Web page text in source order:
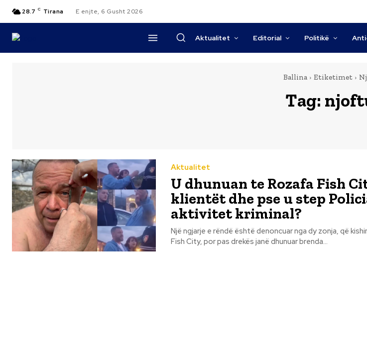
28.7 C Tirana E enjte, 6 Gusht 2026
Aktualitet Editorial Politikë
Ballina Etiketimet
Tag:
Aktualitet
U dhunuan te Rozafa Fish
klientët dhe pse u step
aktivitet kriminal?
Një ngjarje e rëndë është denoncuar nga dy zonja, që
Fish City, por pas drekës janë dhunuar brenda...